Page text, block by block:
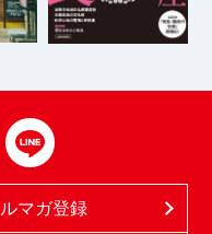
マガ登録